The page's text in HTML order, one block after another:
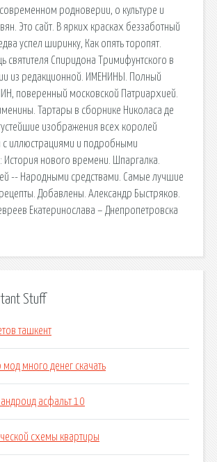
родноверии, о культуре и
Это сайт. В ярких красках беззаботный
едва успел ширинку, Как опять торопят.
святителя Спиридона Тримифунтского в
из редакционной. ИМЕНИНЫ. Полный
поверенный московской Патриархией.
Тартары в сборнике Николаса де
изображения всех королей
с иллюстрациями и подробными
нового времени. Шпаргалка.
-- Народными средствами. Самые лучшие
Добавлены. Александр Быстряков.
Екатеринослава – Днепропетровска
Stuff
ташкент
много денег скачать
асфальт 10
схемы квартиры